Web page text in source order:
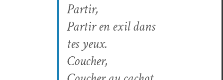
Par­tir,
Par­tir en exil dans
tes yeux.
Coucher,